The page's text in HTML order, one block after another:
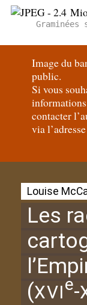
Graminées
Image du
public.
Si vous
contacter
via l’adresse
Louise
Les
(XVIe-